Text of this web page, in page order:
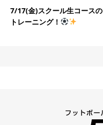
7/17(金)スクール生コースの
トレーニング！